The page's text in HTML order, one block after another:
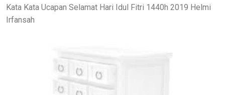
Kata Kata Ucapan Selamat Hari Idul Fitri 1440h 2019 Helmi
Irfansah